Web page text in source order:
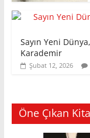
Sayın Yeni
Karademir
Şubat 12, 2026
Öne Çıkan